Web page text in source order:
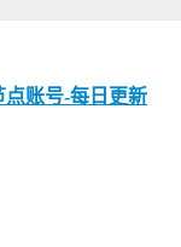
点账号-每日更新